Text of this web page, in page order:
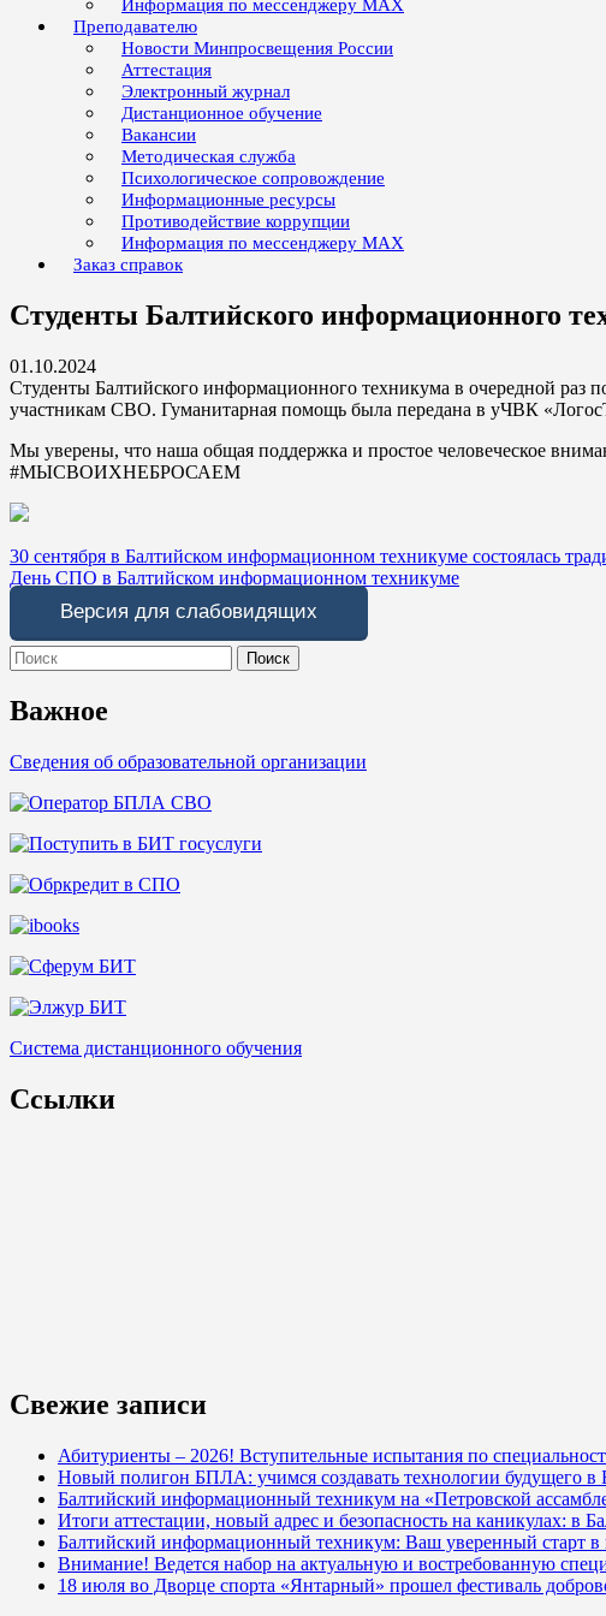
Информация по мессенджеру MAX
Преподавателю
Новости Минпросвещения России
Аттестация
Электронный журнал
Дистанционное обучение
Вакансии
Методическая служба
Психологическое сопровождение
Информационные ресурсы
Противодействие коррупции
Информация по мессенджеру MAX
Заказ справок
Студенты Балтийского информационного
01.10.2024
Студенты Балтийского информационного техникума в очередной
участникам СВО. Гуманитарная помощь была передана в уЧВК
Мы уверены, что наша общая поддержка и простое человеческое
#МЫСВОИХНЕБРОСАЕМ
Навигация
по
записям
30 сентября в Балтийском информационном техникуме состоялась
День СПО в Балтийском информационном техникуме
Версия для слабовидящих
Search
for:
Важное
Сведения об образовательной организации
Система дистанционного обучения
Ссылки
Свежие записи
Абитуриенты – 2026! Вступительные испытания по
Новый полигон БПЛА: учимся создавать технологии будущего
Балтийский информационный техникум на «Петровской
Итоги аттестации, новый адрес и безопасность на каникулах:
Балтийский информационный техникум: Ваш уверенный старт в
Внимание! Ведется набор на актуальную и востребованную
18 июля во Дворце спорта «Янтарный» прошел фестиваль